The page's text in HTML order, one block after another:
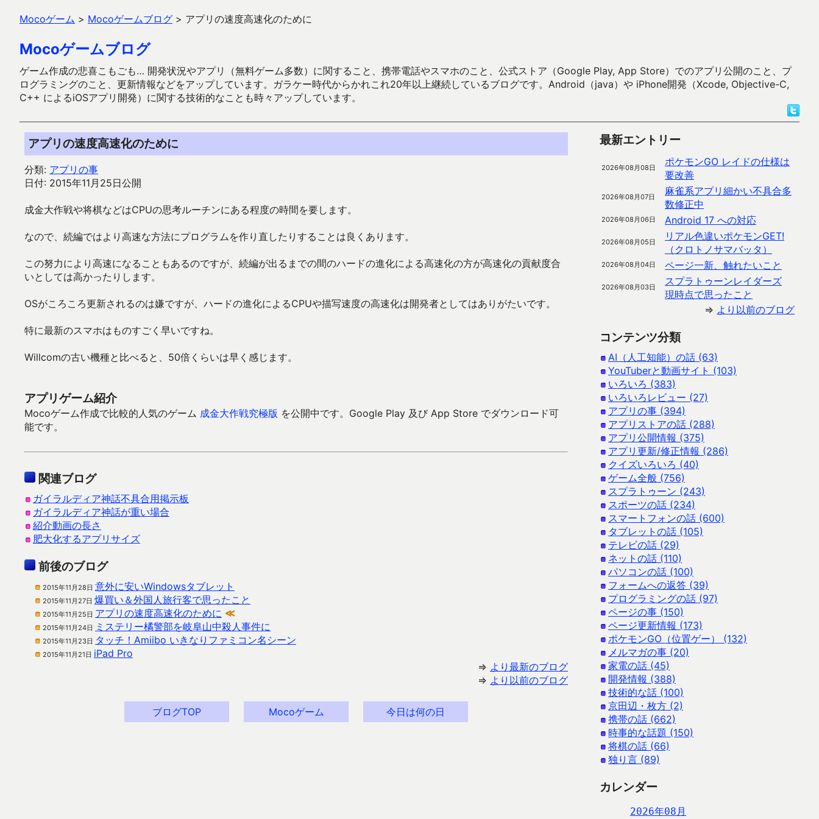
Mocoゲーム > Mocoゲームブログ > アプリの速度高速化のために
Mocoゲームブログ
ゲーム作成の悲喜こもごも… 開発状況やアプリ（無料ゲーム多数）に関すること、携帯電話やスマホのこと、公式ストア（Google Play, App Store）でのアプリ公開のこと、プ
ログラミングのこと、更新情報などをアップしています。ガラケー時代からかれこれ20年以上継続しているブログです。Android（java）や iPhone開発（Xcode, Objective-C,
C++ によるiOSアプリ開発）に関する技術的なことも時々アップしています。
アプリの速度高速化のために
分類: アプリの事
日付: 2015年11月25日公開
成金大作戦や将棋などはCPUの思考ルーチンにある程度の時間を要します。
なので、続編ではより高速な方法にプログラムを作り直したりすることは良くあります。
この努力により高速になることもあるのですが、続編が出るまでの間のハードの進化による高速化の方が高速化の貢献度合
いとしては高かったりします。
OSがころころ更新されるのは嫌ですが、ハードの進化によるCPUや描写速度の高速化は開発者としてはありがたいです。
特に最新のスマホはものすごく早いですね。
Willcomの古い機種と比べると、50倍くらいは早く感じます。
アプリゲーム紹介
Mocoゲーム作成で比較的人気のゲーム 成金大作戦究極版 を公開中です。Google Play 及び App Store でダウンロード可
能です。
関連ブログ
ガイラルディア神話不具合用掲示板
ガイラルディア神話が重い場合
紹介動画の長さ
肥大化するアプリサイズ
前後のブログ
2015年11月28日 意外に安いWindowsタブレット
2015年11月27日 爆買い＆外国人旅行客で思ったこと
2015年11月25日 アプリの速度高速化のために ≪
2015年11月24日 ミステリー橘警部を岐阜山中殺人事件に
2015年11月23日 タッチ！Amiibo いきなりファミコン名シーン
2015年11月21日 iPad Pro
⇒ より最新のブログ
⇒ より以前のブログ
ブログTOP Mocoゲーム 今日は何の日
最新エントリー
2026年08月08日
ポケモンGO レイドの仕様は
要改善
2026年08月07日
麻雀系アプリ細かい不具合多
数修正中
2026年08月06日 Android 17 への対応
2026年08月05日
リアル色違いポケモンGET!
（クロトノサマバッタ）
2026年08月04日 ページ一新、触れたいこと
2026年08月03日
スプラトゥーンレイダーズ
現時点で思ったこと
⇒ より以前のブログ
コンテンツ分類
AI（人工知能）の話 (63)
YouTuberと動画サイト (103)
いろいろ (383)
いろいろレビュー (27)
アプリの事 (394)
アプリストアの話 (288)
アプリ公開情報 (375)
アプリ更新/修正情報 (286)
クイズいろいろ (40)
ゲーム全般 (756)
スプラトゥーン (243)
スポーツの話 (234)
スマートフォンの話 (600)
タブレットの話 (105)
テレビの話 (29)
ネットの話 (110)
パソコンの話 (100)
フォームへの返答 (39)
プログラミングの話 (97)
ページの事 (150)
ページ更新情報 (173)
ポケモンGO（位置ゲー） (132)
メルマガの事 (20)
家電の話 (45)
開発情報 (388)
技術的な話 (100)
京田辺・枚方 (2)
携帯の話 (662)
時事的な話題 (150)
将棋の話 (66)
独り言 (89)
カレンダー
2026年08月